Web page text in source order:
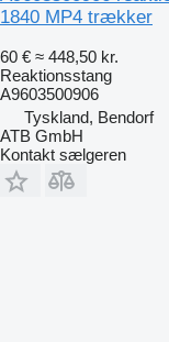
1840 MP4 trækker
60 € ≈ 448,50 kr.
Reaktionsstang
A9603500906
Tyskland, Bendorf
ATB GmbH
Kontakt sælgeren